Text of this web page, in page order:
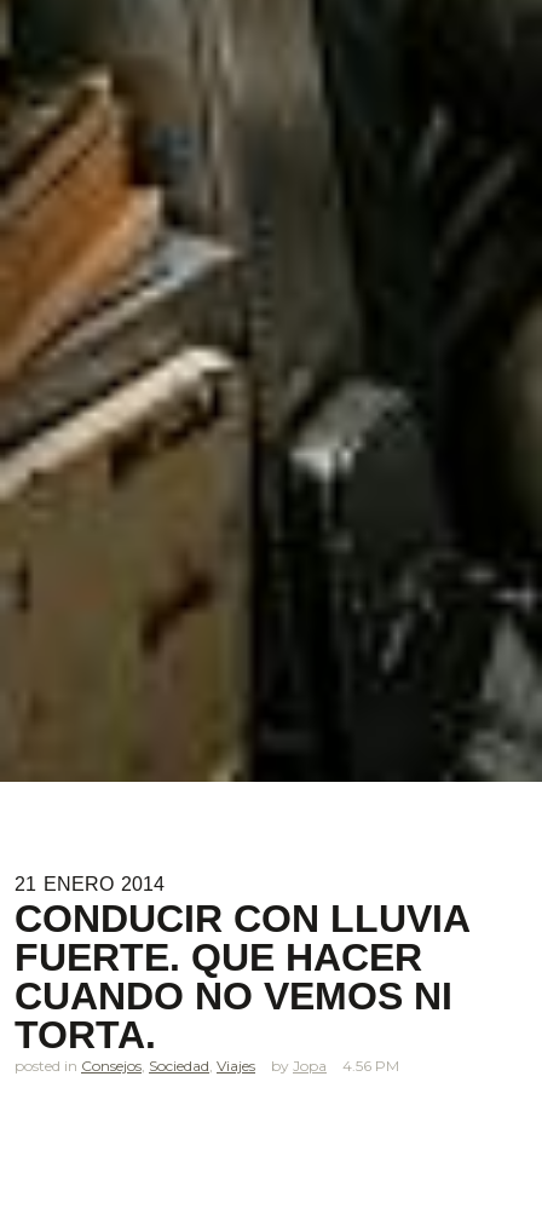
21 ENERO 2014
CONDUCIR CON LLUVIA
FUERTE. QUE HACER
CUANDO NO VEMOS NI
TORTA.
posted in Consejos, Sociedad, Viajes Jopa 4.56 PM